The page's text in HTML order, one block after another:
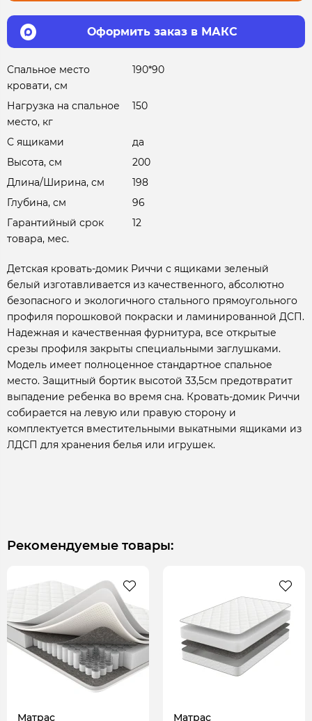
Оформить заказ в МАКС
Спальное место
кровати, см
190*90
Нагрузка на спальное
место, кг
150
С ящиками
да
Высота, см
200
Длина/Ширина, см
198
Глубина, см
96
Гарантийный срок
товара, мес.
12
Детская кровать-домик Риччи с ящиками зеленый
белый изготавливается из качественного, абсолютно
безопасного и экологичного стального прямоугольного
профиля порошковой покраски и ламинированной ДСП.
Надежная и качественная фурнитура, все открытые
срезы профиля закрыты специальными заглушками.
Модель имеет полноценное стандартное спальное
место. Защитный бортик высотой 33,5см предотвратит
выпадение ребенка во время сна. Кровать-домик Риччи
собирается на левую или правую сторону и
комплектуется вместительными выкатными ящиками из
ЛДСП для хранения белья или игрушек.
Рекомендуемые товары:
Матрас Матрас